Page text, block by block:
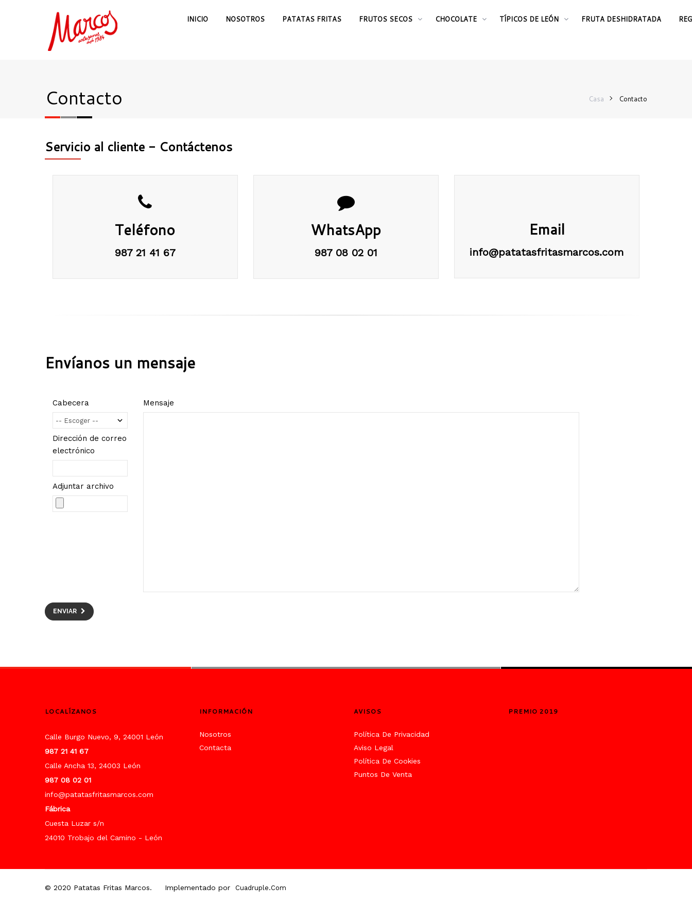
INICIO NOSOTROS PATATAS FRITAS FRUTOS SECOS CHOCOLATE TÍPICOS DE LEÓN FRUTA DESHIDRATADA
Contacto Casa Contacto
Servicio al cliente - Contáctenos
Teléfono
987 21 41 67
WhatsApp
987 08 02 01
Email
info@patatasfritasmarcos.com
Envíanos un mensaje
Cabecera
Dirección de correo
electrónico
Adjuntar archivo
Mensaje
ENVIAR
LOCALÍZANOS
Calle Burgo Nuevo, 9, 24001 León
987 21 41 67
Calle Ancha 13, 24003 León
987 08 02 01
info@patatasfritasmarcos.com
Fábrica
Cuesta Luzar s/n
24010 Trobajo del Camino - León
INFORMACIÓN
Nosotros
Contacta
AVISOS
Política De Privacidad
Aviso Legal
Política De Cookies
Puntos De Venta
PREMIO 2019
© 2020 Patatas Fritas Marcos. Implementado por Cuadruple.com